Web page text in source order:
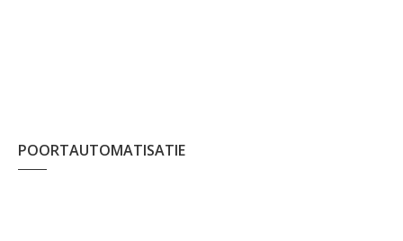
POORTAUTOMATISATIE